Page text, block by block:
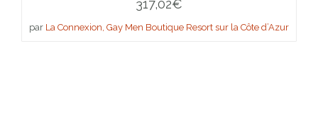
317,02€
par La Connexion, Gay Men Boutique Resort sur la Côte d’Azur